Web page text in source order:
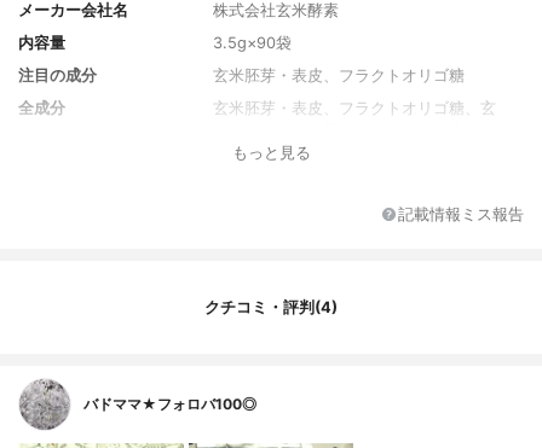
メーカー会社名
株式会社玄米酵素
内容量
3.5g×90袋
注目の成分
玄米胚芽・表皮、フラクトオリゴ糖
全成分
玄米胚芽・表皮、フラクトオリゴ糖、玄
物、加熱済みビフィズス菌）、麹菌
もっと見る
記載情報ミス報告
クチコミ・評判(4)
バドママ★フォロバ100◎